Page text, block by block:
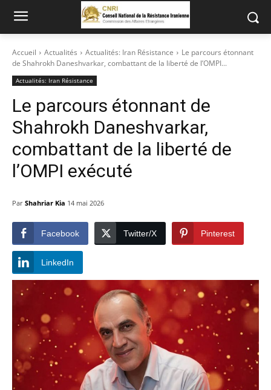
Accueil Actualités Actualités: Iran Résistance
Le parcours étonnant
de Shahrokh Daneshvarkar, combattant de la liberté de l’OMPI...
Actualités: Iran Résistance
Le parcours étonnant de
Shahrokh Daneshvarkar,
combattant de la liberté de
l’OMPI exécuté
Par Shahriar Kia 14 mai 2026
Facebook Twitter/X Pinterest
LinkedIn